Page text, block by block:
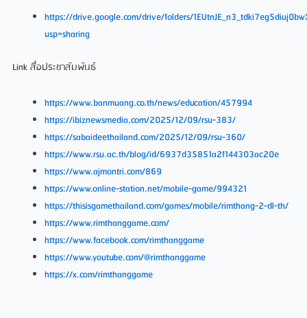
https://drive.google.com/drive/folders/
usp=sharing
Link สื่อประชาสัมพันธ์
https://www.banmuang.co.th/news/education/457994
https://ibiznewsmedia.com/2025/12/09/rsu-383/
https://sabaideethailand.com/2025/12/09/rsu-360/
https://www.rsu.ac.th/blog/id/6937d35851a2f144303ac20e
https://www.ajmontri.com/869
https://www.online-station.net/mobile-game/994321
https://thisisgamethailand.com/games/mobile/rimthang-2-dl-th/
https://www.rimthanggame.com/
https://www.facebook.com/rimthanggame
https://www.youtube.com/@rimthanggame
https://x.com/rimthanggame